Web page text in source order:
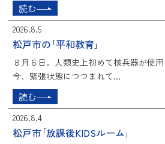
読む
2026.8.5
松戸市の｢平和教育｣
８月６日。人類史上初めて核兵器が使
今、緊張状態につつまれて...
読む
2026.8.4
松戸市｢放課後KIDSルーム｣